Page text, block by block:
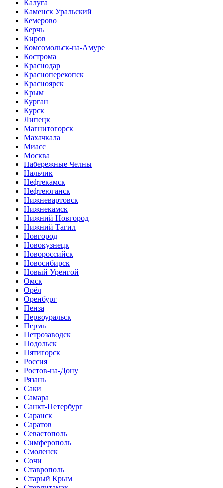
Калуга
Каменск Уральский
Кемерово
Керчь
Киров
Комсомольск-на-Амуре
Кострома
Краснодар
Красноперекопск
Красноярск
Крым
Курган
Курск
Липецк
Магнитогорск
Махачкала
Миасс
Москва
Набережные Челны
Нальчик
Нефтекамск
Нефтеюганск
Нижневартовск
Нижнекамск
Нижний Новгород
Нижний Тагил
Новгород
Новокузнецк
Новороссийск
Новосибирск
Новый Уренгой
Омск
Орёл
Оренбург
Пенза
Первоуральск
Пермь
Петрозаводск
Подольск
Пятигорск
Россия
Ростов-на-Дону
Рязань
Саки
Самара
Санкт-Петербург
Саранск
Саратов
Севастополь
Симферополь
Смоленск
Сочи
Ставрополь
Старый Крым